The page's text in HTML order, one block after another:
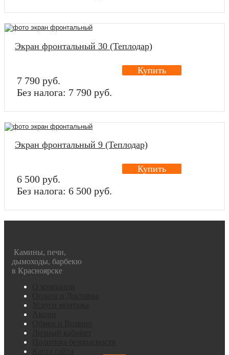
Экран фронтальный 30 (Теплодар)
7 790 руб.
Без налога: 7 790 руб.
Купить
Экран фронтальный 9 (Теплодар)
6 500 руб.
Без налога: 6 500 руб.
Купить
Камины, печи,
дымоходы, барбекю
в Красноярске